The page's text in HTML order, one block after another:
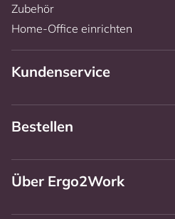
Zubehör
Home-Office einrichten
Kundenservice
Bestellen
Über Ergo2Work